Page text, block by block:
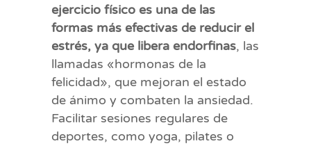
ejercicio físico es una de las
formas más efectivas de reducir el
estrés, ya que libera endorfinas, las
llamadas «hormonas de la
felicidad», que mejoran el estado
de ánimo y combaten la ansiedad.
Facilitar sesiones regulares de
deportes, como yoga, pilates o